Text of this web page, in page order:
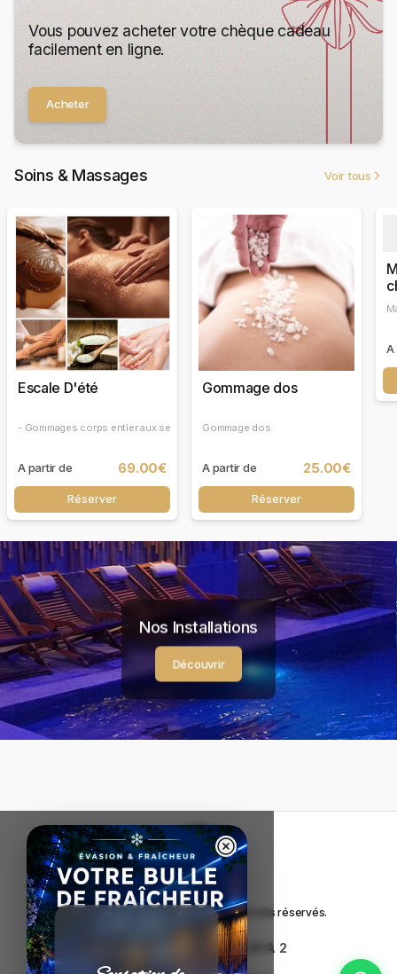
Vous pouvez acheter votre chèque cadeau
facilement en ligne.
Acheter
Soins & Massages Voir tous
Escale D'été
- Gommages corps entier aux sels d'Orient - Enveloppement Reminéralisant du
A partir de 69.00€
Réserver
Gommage dos
Gommage dos
A partir de 25.00€
Réserver
A
Nos Installations
Découvrir
2026. Tous droits réservés.
CALM SPA 2